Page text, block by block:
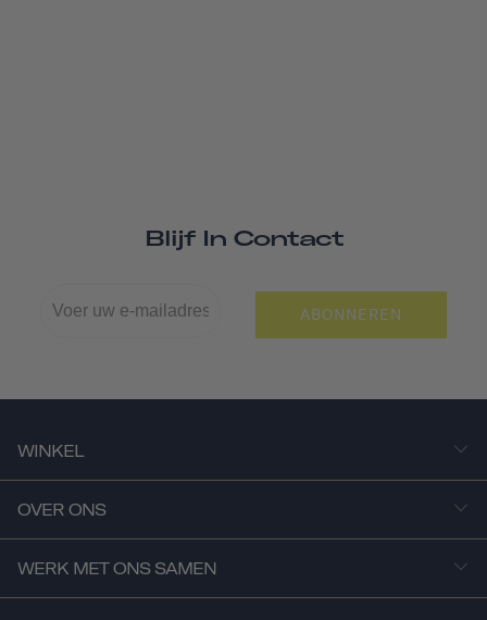
Blijf In Contact
ABONNEREN
WINKEL
OVER ONS
WERK MET ONS SAMEN